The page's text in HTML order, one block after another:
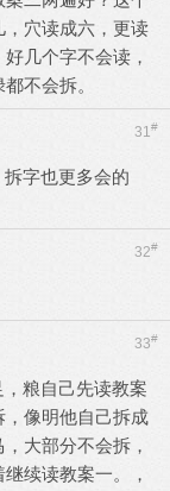
穴读成六，更读
几个字不会读，
不会拆。
31#
字也更多会的
32#
33#
粮自己先读教案
，像明他自己拆成
大部分不会拆，
续读教案一。，